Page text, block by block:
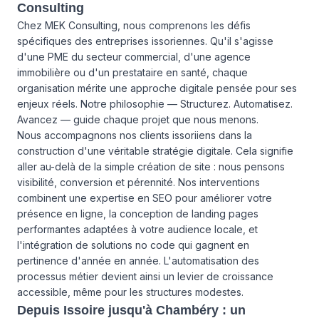
Consulting
Chez MEK Consulting, nous comprenons les défis
spécifiques des entreprises issoriennes. Qu'il s'agisse
d'une PME du secteur commercial, d'une agence
immobilière ou d'un prestataire en santé, chaque
organisation mérite une approche digitale pensée pour ses
enjeux réels. Notre philosophie — Structurez. Automatisez.
Avancez — guide chaque projet que nous menons.
Nous accompagnons nos clients issoriiens dans la
construction d'une véritable stratégie digitale. Cela signifie
aller au-delà de la simple création de site : nous pensons
visibilité, conversion et pérennité. Nos interventions
combinent une expertise en SEO pour améliorer votre
présence en ligne, la conception de landing pages
performantes adaptées à votre audience locale, et
l'intégration de solutions no code qui gagnent en
pertinence d'année en année. L'automatisation des
processus métier devient ainsi un levier de croissance
accessible, même pour les structures modestes.
Depuis Issoire jusqu'à Chambéry : un